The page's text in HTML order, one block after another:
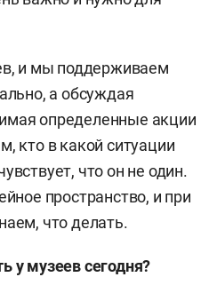
и мы поддерживаем
а обсуждая
определенные акции
кто в какой ситуации
что он не один.
пространство, и при
что делать.
у музеев сегодня?